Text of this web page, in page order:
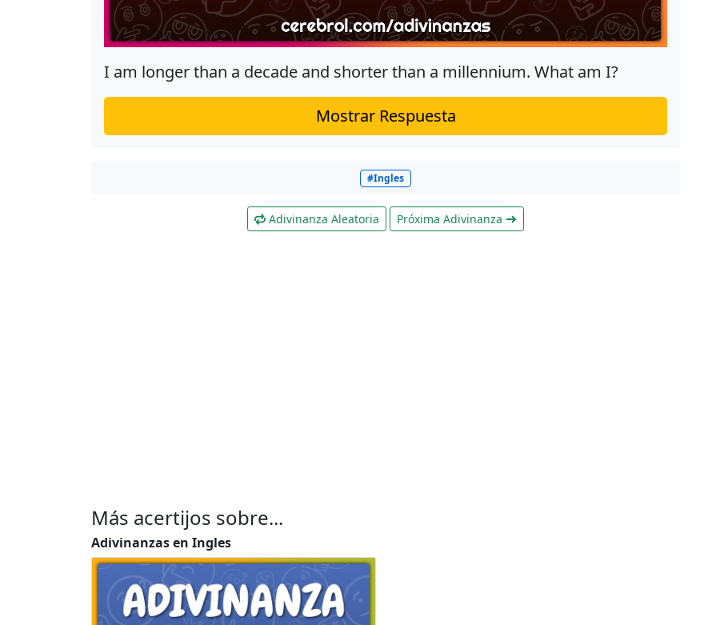
I am longer than a decade and shorter than a millennium. What am I?
Mostrar Respuesta
#Ingles
Adivinanza Aleatoria Próxima Adivinanza
Más acertijos sobre...
Adivinanzas en Ingles